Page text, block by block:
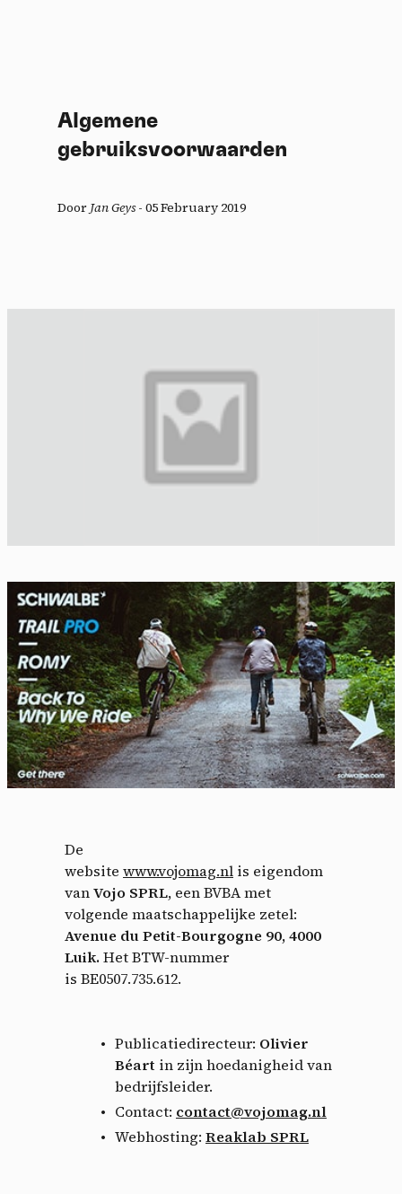
Algemene
gebruiksvoorwaarden
Door Jan Geys- 05 February 2019
De
website www.vojomag.nl is eigendom
vanVojo SPRL, een BVBA met
volgende maatschappelijke zetel:
Avenue du Petit-Bourgogne 90, 4000
Luik.Het BTW-nummer
is BE0507.735.612.
Publicatiedirecteur: Olivier
Béart in zijn hoedanigheid van
bedrijfsleider.
Contact: contact@vojomag.nl
Webhosting: Reaklab SPRL